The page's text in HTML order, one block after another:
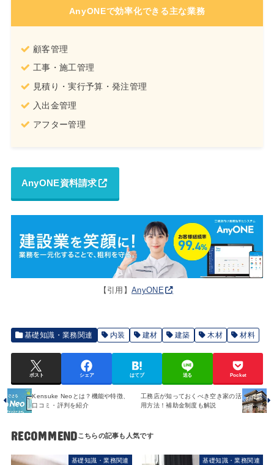
AnyONEで効率化できる主な業務
顧客管理
工事・施工管理
見積り・実行予算・発注管理
入出金管理
アフター管理
AnyONE資料請求
【引用】AnyONE
基礎知識・業務関連 内装 建材 建築 木材 材料
ポスト シェア はてブ 送る Pocket
Kensuke Neoとは？機能や特徴、
口コミ・評判を紹介
工務店が知っておくべき空き家の活
用方法！補助金制度も解説
RECOMMEND
基礎知識・業務関連 基礎知識・業務関連